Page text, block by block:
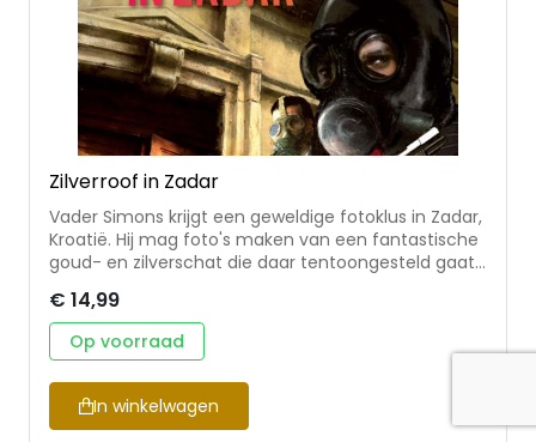
Zilverroof in Zadar
Vader Simons krijgt een geweldige fotoklus in Zadar,
Kroatië. Hij mag foto's maken van een fantastische
goud- en zilverschat die daar tentoongesteld gaat
klooster vindt een spectaculaire overval plaats. Is de
familie Simons toevallig op het verkeerde moment
op de verkeerde plaats of zit er meer achter?
Zilverroof in Zadar is het vierde deel van de serie
Simons Spectrum van Bert Wiersema. De serie
wordt gekenmerkt door zinderende spanning tegen
€ 14,99
Op voorraad
In winkelwagen